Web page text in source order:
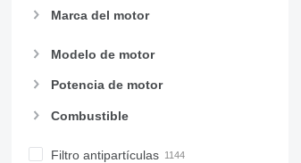
Marca del motor
Modelo de motor
Potencia de motor
Combustible
Filtro antipartículas